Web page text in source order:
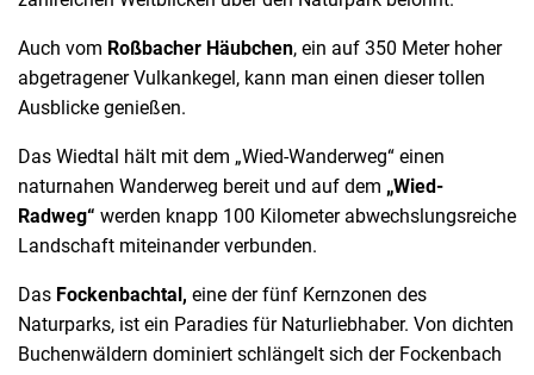
Auch vom Roßbacher Häubchen, ein auf 350 Meter hoher
abgetragener Vulkankegel, kann man einen dieser tollen
Ausblicke genießen.
Das Wiedtal hält mit dem „Wied-Wanderweg“ einen
naturnahen Wanderweg bereit und auf dem „Wied-
Radweg“ werden knapp 100 Kilometer abwechslungsreiche
Landschaft miteinander verbunden.
Das Fockenbachtal, eine der fünf Kernzonen des
Naturparks, ist ein Paradies für Naturliebhaber. Von dichten
Buchenwäldern dominiert schlängelt sich der Fockenbach